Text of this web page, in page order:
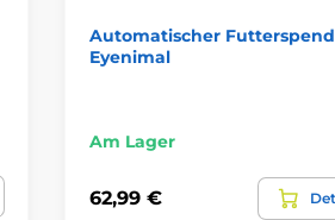
Automatischer
Eyenimal
Am Lager
62,99 €